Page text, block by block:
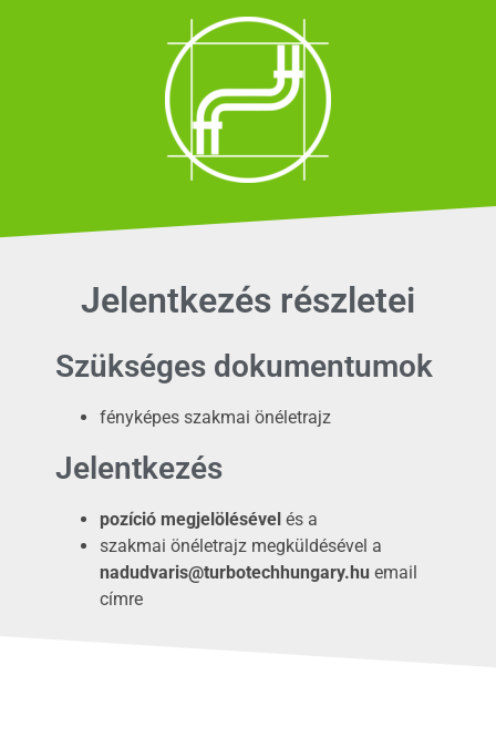
Jelentkezés részletei
Szükséges dokumentumok
fényképes szakmai önéletrajz
Jelentkezés
pozíció megjelölésével és a
szakmai önéletrajz megküldésével a
nadudvaris@turbotechhungary.hu email
címre